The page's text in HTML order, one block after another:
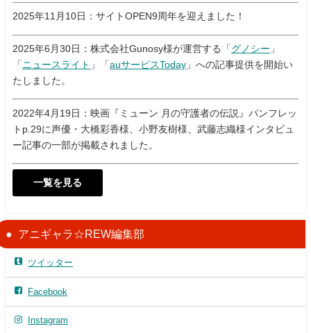
2025年11月10日：サイトOPEN9周年を迎えました！
2025年6月30日：株式会社Gunosy様が運営する「 グノシー 」
「 ニュースライト 」「 auサービスToday 」への記事提供を開始い
たしました。
2022年4月19日：映画『ミューン 月の守護者の伝説』パンフレッ
トp.29に声優・大橋彩香様、小野友樹様、武藤志織様インタビュ
ー記事の一部が掲載されました。
一覧を見る
アニギャラ☆REW編集部
ツイッター
Facebook
Instagram